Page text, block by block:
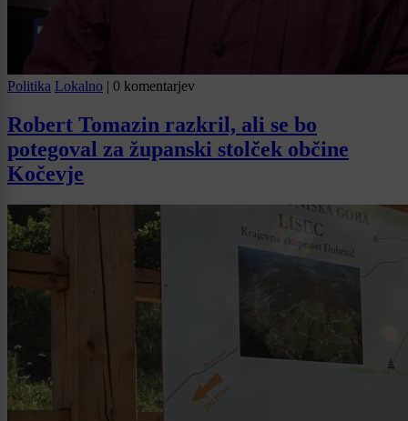
Politika Lokalno | 0 komentarjev
Robert Tomazin razkril, ali se bo
potegoval za županski stolček občine
Kočevje